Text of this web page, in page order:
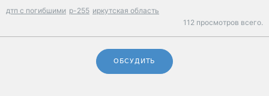
дтп с погибшими р-255 иркутская область
112 просмотров всего.
ОБСУДИТЬ